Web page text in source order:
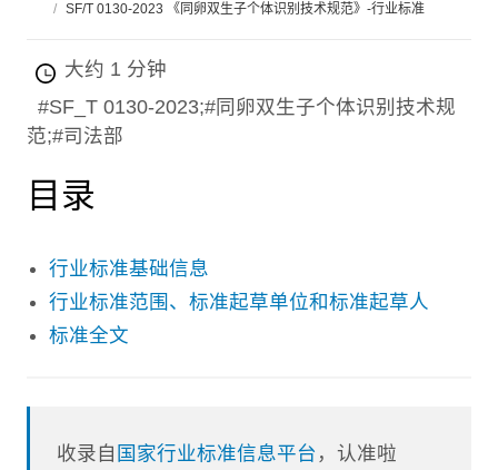
/ SF/T 0130-2023 《同卵双生子个体识别技术规范》-行业标准
大约 1 分钟
#SF_T 0130-2023;#同卵双生子个体识别技术规
范;#司法部
目录
行业标准基础信息
行业标准范围、标准起草单位和标准起草人
标准全文
收录自 国家行业标准信息平台 ，认准啦